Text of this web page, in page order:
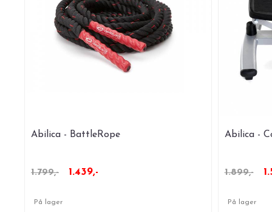
Abilica - BattleRope
1.799,- 1.439,-
På lager
Abilica -
1.899,-
På lager